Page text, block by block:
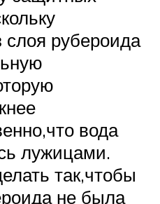
слоя рубероида
вода
лужицами.
так,чтобы
не была